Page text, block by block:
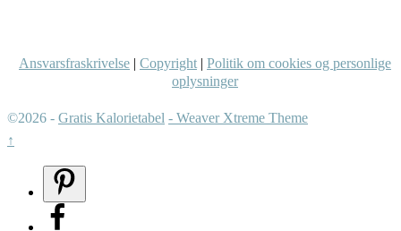
Ansvarsfraskrivelse | Copyright | Politik om cookies og personlige
oplysninger
©2026 - Gratis Kalorietabel - Weaver Xtreme Theme
↑